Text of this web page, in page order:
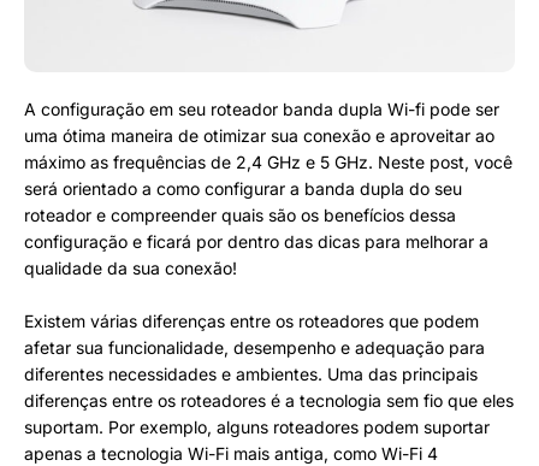
A configuração em seu roteador banda dupla Wi-fi pode ser
uma ótima maneira de otimizar sua conexão e aproveitar ao
máximo as frequências de 2,4 GHz e 5 GHz. Neste post, você
será orientado a como configurar a banda dupla do seu
roteador e compreender quais são os benefícios dessa
configuração e ficará por dentro das dicas para melhorar a
qualidade da sua conexão!
Existem várias diferenças entre os roteadores que podem
afetar sua funcionalidade, desempenho e adequação para
diferentes necessidades e ambientes. Uma das principais
diferenças entre os roteadores é a tecnologia sem fio que eles
suportam. Por exemplo, alguns roteadores podem suportar
apenas a tecnologia Wi-Fi mais antiga, como Wi-Fi 4